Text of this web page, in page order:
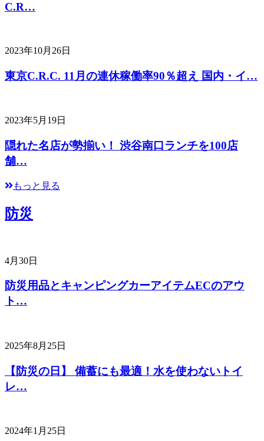
C.R…
2023年10月26日
東京C.R.C. 11月の連休稼働率90％超え 国内・イ…
2023年5月19日
隠れた名店が勢揃い！ 渋谷南口ランチを100店
舗…
もっと見る
防災
4月30日
防災用品とキャンピングカーアイテムECのアウ
ト…
2025年8月25日
【防災の日】 備蓄にも最適！水を使わないトイ
レ…
2024年1月25日